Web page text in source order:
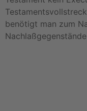
benötigt man zum